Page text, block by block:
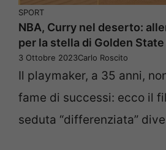
SPORT
NBA, Curry nel deserto:
per la stella di Golden State
3 Ottobre 2023Carlo Roscito
Il playmaker, a 35 anni,
fame di successi: ecco il
seduta “differenziata”